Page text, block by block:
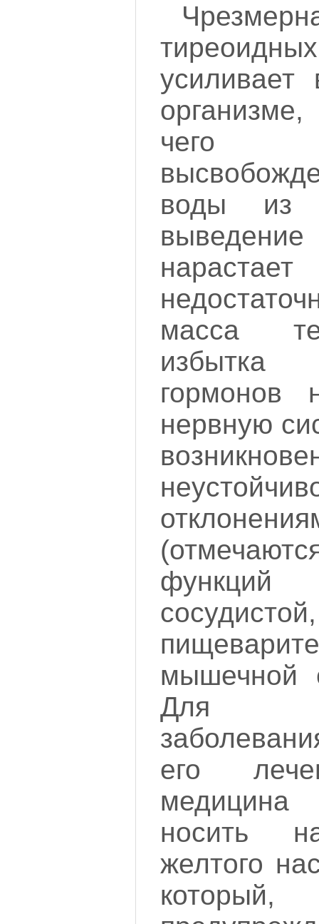
чего
воды из
масса
гормонов
нервную
сосудистой,
мышечной
Для
его
носить
желтого